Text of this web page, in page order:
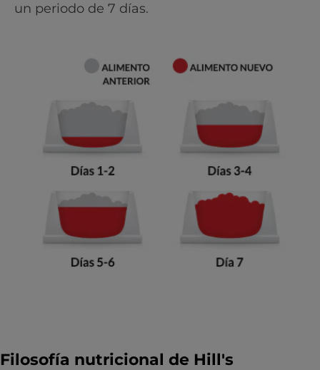
un periodo de 7 días.
Filosofía nutricional de Hill's